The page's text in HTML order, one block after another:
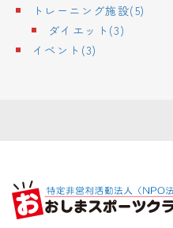
トレーニング施設(5)
ダイエット(3)
イベント(3)